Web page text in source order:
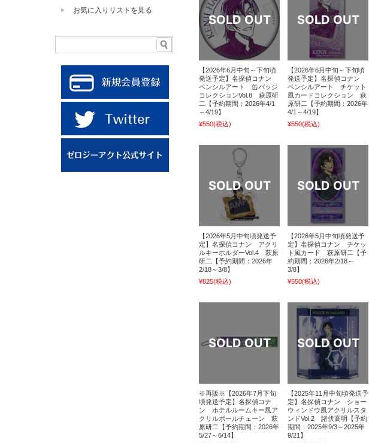
【2026年6月中旬～下旬頃
発送予定】名探偵コナン
ペンシルアート 缶バッジ
コレクションVol.8 萩原研
二【予約期間：2026年4/1
～4/19】
¥550(税込)
【2026年6月中旬～下旬頃
発送予定】名探偵コナン
ペンシルアート チケット
風カードコレクション 萩
原研二【予約期間：2026年
4/1～4/19】
¥550(税込)
【2026年5月中旬頃発送予
定】名探偵コナン アクリ
ルキーホルダーVol.4 萩原
研二【予約期間：2026年
2/18～3/8】
¥825(税込)
【2026年5月中旬頃発送予
定】名探偵コナン チケッ
ト風カード 萩原研二【予
約期間：2026年2/18～
3/8】
¥550(税込)
※再販※【2026年7月下旬
頃発送予定】名探偵コナ
ン ホテルルームキー風ア
クリルボールチェーン 萩
原研二【予約期間：2026年
5/27～6/14】
【2025年11月中旬頃発送予
定】名探偵コナン ショー
ウィンドウ風アクリルスタ
ンドVol.2 諸伏高明【予約
期間：2025年9/3～2025年
9/21】
お気に入りリストを見る